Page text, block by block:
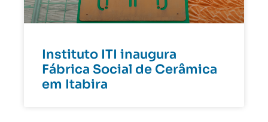
Instituto ITI inaugura
Fábrica Social de Cerâmica
em Itabira